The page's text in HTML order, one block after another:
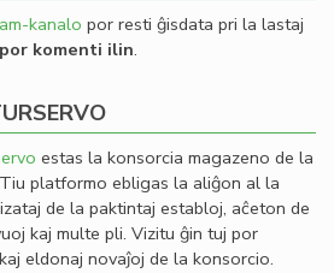
kanalo por resti ĝisdata pri la lastaj
komenti ilin.
estas la konsorcia magazeno de la
platformo ebligas la aliĝon al la
de la paktintaj establoj, aĉeton de
kaj multe pli. Vizitu ĝin tuj por
eldonaj novaĵoj de la konsorcio.